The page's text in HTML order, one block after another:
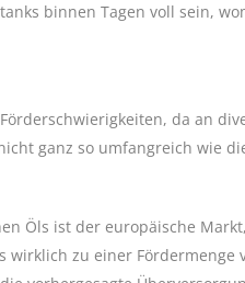
binnen Tagen voll sein,
da an
ganz so umfangreich wie
Öls ist der europäische
wirklich zu einer